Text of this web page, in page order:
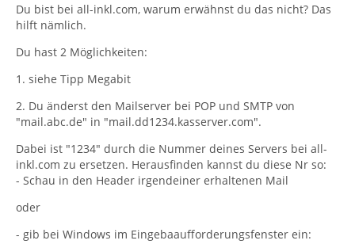
Du bist bei all-inkl.com, warum erwähnst du das nicht? Das
hilft nämlich.
Du hast 2 Möglichkeiten:
1. siehe Tipp Megabit
2. Du änderst den Mailserver bei POP und SMTP von
"mail.abc.de" in "mail.dd1234.kasserver.com".
Dabei ist "1234" durch die Nummer deines Servers bei all-
inkl.com zu ersetzen. Herausfinden kannst du diese Nr so:
- Schau in den Header irgendeiner erhaltenen Mail
oder
- gib bei Windows im Eingebaaufforderungsfenster ein: